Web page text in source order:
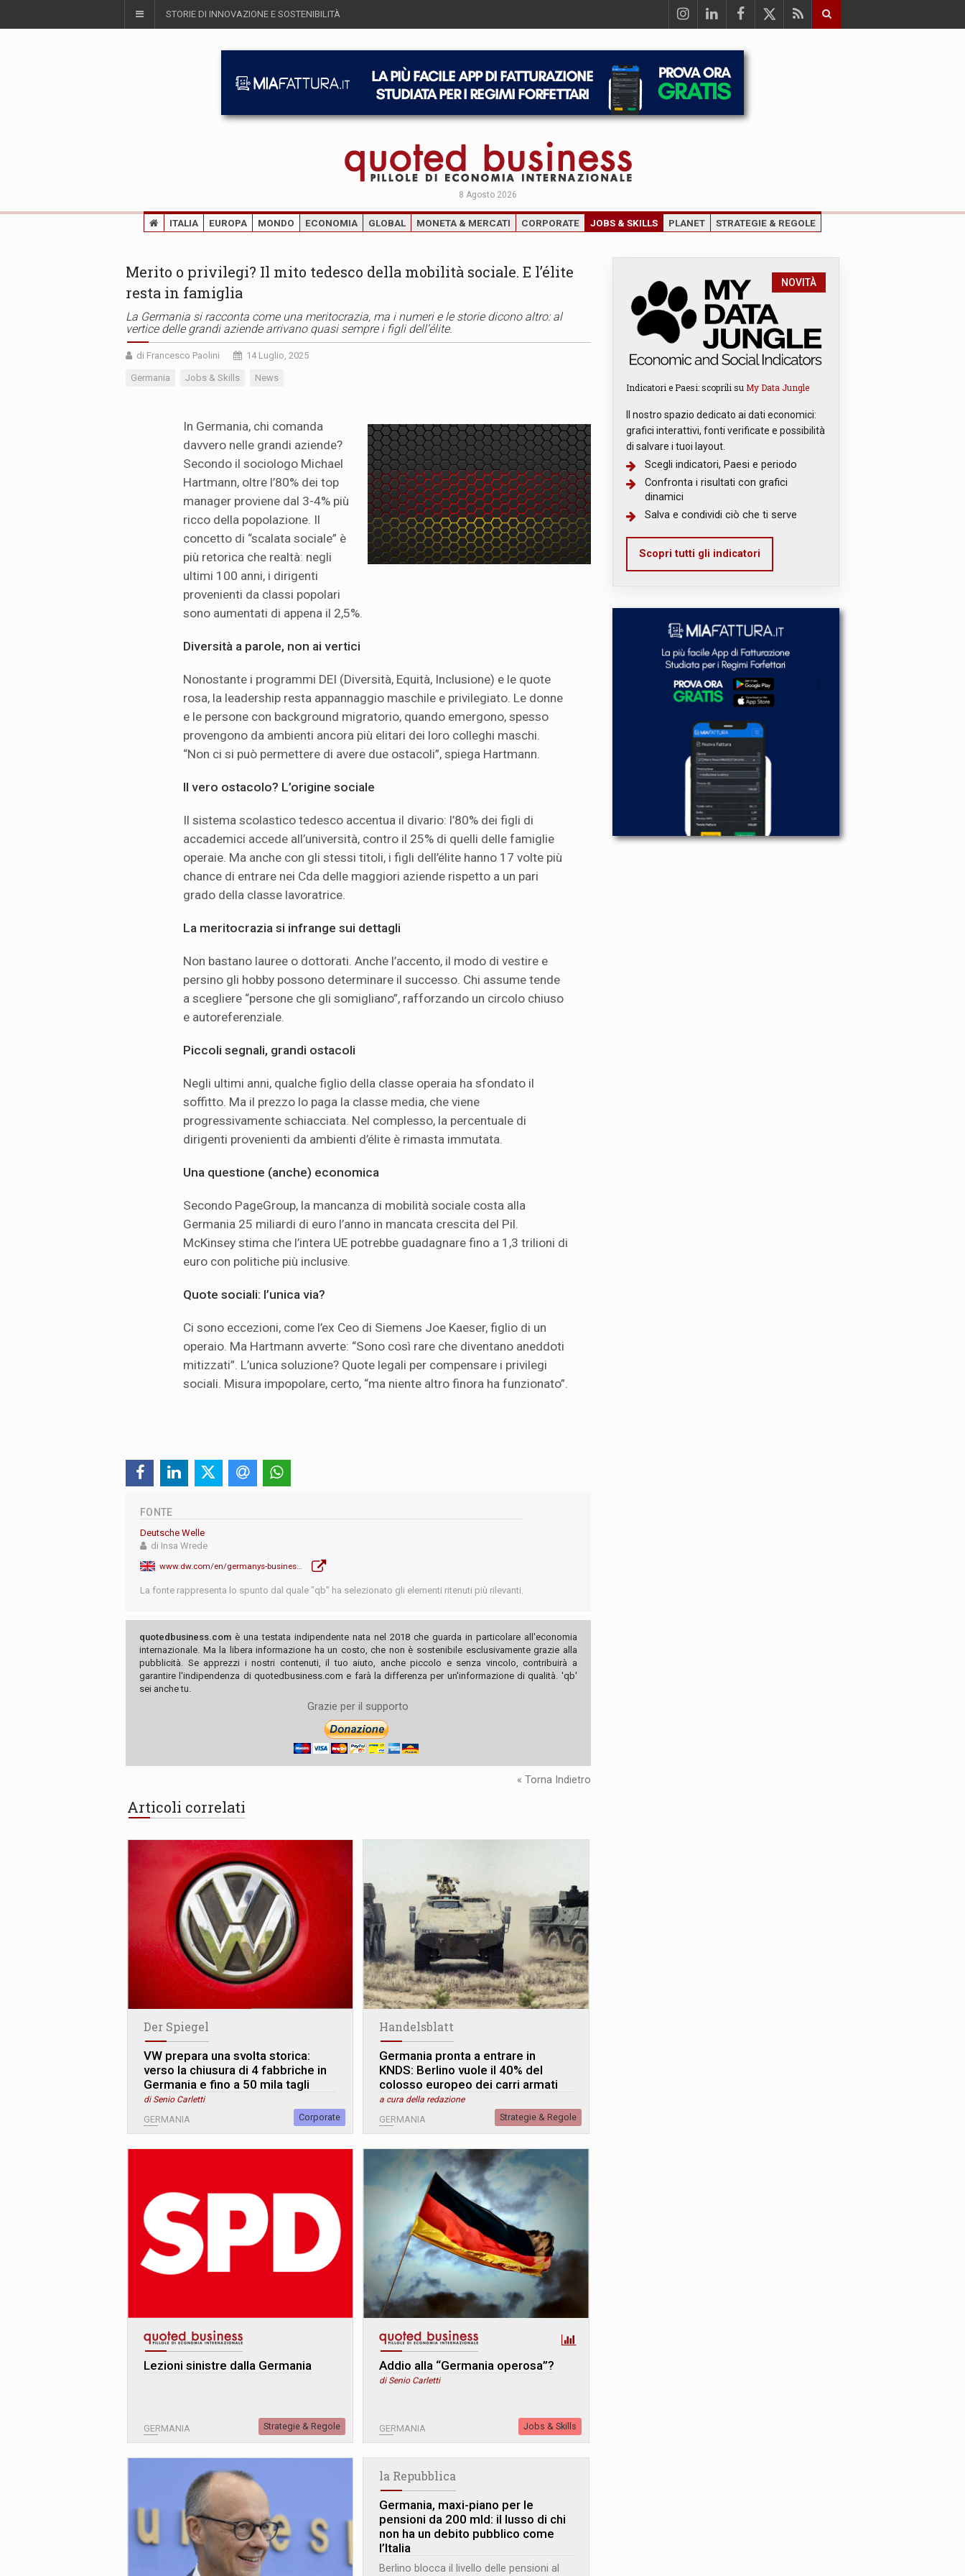
STORIE DI INNOVAZIONE E SOSTENIBILITÀ
8 Agosto 2026
ITALIA EUROPA MONDO ECONOMIA GLOBAL MONETA & MERCATI CORPORATE JOBS & SKILLS PLANET STRATEGIE & REGOLE
Merito o privilegi? Il mito tedesco della mobilità sociale. E l’élite
resta in famiglia
La Germania si racconta come una meritocrazia, ma i numeri e le storie dicono altro: al
vertice delle grandi aziende arrivano quasi sempre i figli dell’élite.
di Francesco Paolini 14 Luglio, 2025
Germania Jobs & Skills News
In Germania, chi comanda
davvero nelle grandi aziende?
Secondo il sociologo Michael
Hartmann, oltre l’80% dei top
manager proviene dal 3-4% più
ricco della popolazione. Il
concetto di “scalata sociale” è
più retorica che realtà: negli
ultimi 100 anni, i dirigenti
provenienti da classi popolari
sono aumentati di appena il 2,5%.
Diversità a parole, non ai vertici
Nonostante i programmi DEI (Diversità, Equità, Inclusione) e le quote
rosa, la leadership resta appannaggio maschile e privilegiato. Le donne
e le persone con background migratorio, quando emergono, spesso
provengono da ambienti ancora più elitari dei loro colleghi maschi.
“Non ci si può permettere di avere due ostacoli”, spiega Hartmann.
Il vero ostacolo? L’origine sociale
Il sistema scolastico tedesco accentua il divario: l’80% dei figli di
accademici accede all’università, contro il 25% di quelli delle famiglie
operaie. Ma anche con gli stessi titoli, i figli dell’élite hanno 17 volte più
chance di entrare nei Cda delle maggiori aziende rispetto a un pari
grado della classe lavoratrice.
La meritocrazia si infrange sui dettagli
Non bastano lauree o dottorati. Anche l’accento, il modo di vestire e
persino gli hobby possono determinare il successo. Chi assume tende
a scegliere “persone che gli somigliano”, rafforzando un circolo chiuso
e autoreferenziale.
Piccoli segnali, grandi ostacoli
Negli ultimi anni, qualche figlio della classe operaia ha sfondato il
soffitto. Ma il prezzo lo paga la classe media, che viene
progressivamente schiacciata. Nel complesso, la percentuale di
dirigenti provenienti da ambienti d’élite è rimasta immutata.
Una questione (anche) economica
Secondo PageGroup, la mancanza di mobilità sociale costa alla
Germania 25 miliardi di euro l’anno in mancata crescita del Pil.
McKinsey stima che l’intera UE potrebbe guadagnare fino a 1,3 trilioni di
euro con politiche più inclusive.
Quote sociali: l’unica via?
Ci sono eccezioni, come l’ex Ceo di Siemens Joe Kaeser, figlio di un
operaio. Ma Hartmann avverte: “Sono così rare che diventano aneddoti
mitizzati”. L’unica soluzione? Quote legali per compensare i privilegi
sociali. Misura impopolare, certo, “ma niente altro finora ha funzionato”.
FONTE
Deutsche Welle
di Insa Wrede
www.dw.com/en/germanys-business-elite-and-the-illusion-of-meritocracy/a-73229971
La fonte rappresenta lo spunto dal quale "qb" ha selezionato gli elementi ritenuti più rilevanti.
quotedbusiness.com è una testata indipendente nata nel 2018 che guarda in particolare all'economia
internazionale. Ma la libera informazione ha un costo, che non è sostenibile esclusivamente grazie alla
pubblicità. Se apprezzi i nostri contenuti, il tuo aiuto, anche piccolo e senza vincolo, contribuirà a
garantire l'indipendenza di quotedbusiness.com e farà la differenza per un'informazione di qualità. 'qb'
sei anche tu.
Grazie per il supporto
« Torna Indietro
Articoli correlati
Der Spiegel
VW prepara una svolta storica:
verso la chiusura di 4 fabbriche in
Germania e fino a 50 mila tagli
di Senio Carletti
GERMANIA Corporate
Handelsblatt
Germania pronta a entrare in
KNDS: Berlino vuole il 40% del
colosso europeo dei carri armati
a cura della redazione
GERMANIA Strategie & Regole
Lezioni sinistre dalla Germania
GERMANIA Strategie & Regole
Addio alla “Germania operosa”?
di Senio Carletti
GERMANIA Jobs & Skills
la Repubblica
Germania, maxi-piano per le
pensioni da 200 mld: il lusso di chi
non ha un debito pubblico come
l’Italia
Berlino blocca il livello delle pensioni al
NOVITÀ
Indicatori e Paesi: scoprili su My Data Jungle
Il nostro spazio dedicato ai dati economici:
grafici interattivi, fonti verificate e possibilità
di salvare i tuoi layout.
Scegli indicatori, Paesi e periodo
Confronta i risultati con grafici
dinamici
Salva e condividi ciò che ti serve
Scopri tutti gli indicatori